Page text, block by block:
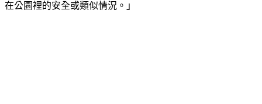
在公園裡的安全或類似情況。」